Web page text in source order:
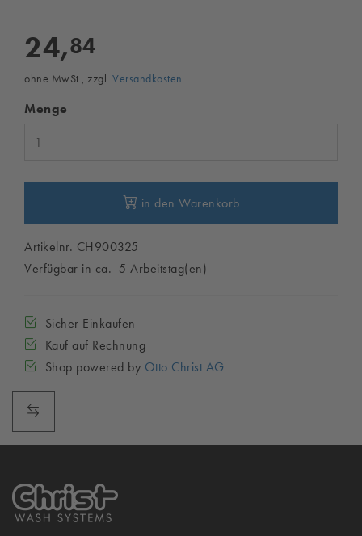
24,84
ohne MwSt., zzgl. Versandkosten
Menge
in den Warenkorb
Artikelnr. CH900325
Verfügbar in ca. 5 Arbeitstag(en)
Sicher Einkaufen
Kauf auf Rechnung
Shop powered by Otto Christ AG